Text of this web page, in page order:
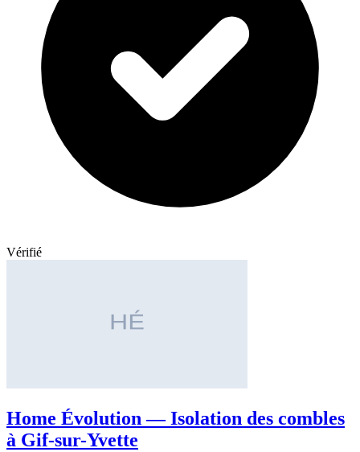
Vérifié
Home Évolution — Isolation des combles
à Gif-sur-Yvette